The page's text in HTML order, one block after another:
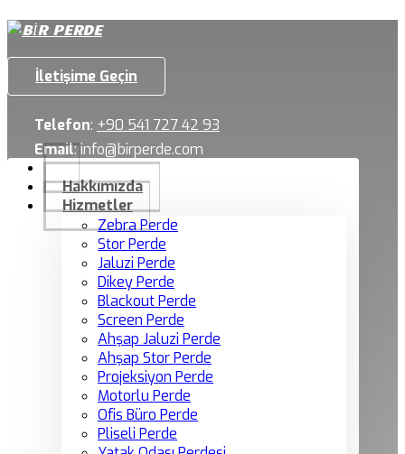
İletişime Geçin
Telefon: +90 541 727 42 93
Email:info@birperde.com
Hakkımızda
Hizmetler
Zebra Perde
Stor Perde
Jaluzi Perde
Dikey Perde
Blackout Perde
Screen Perde
Ahşap Jaluzi Perde
Ahşap Stor Perde
Projeksiyon Perde
Motorlu Perde
Ofis Büro Perde
Pliseli Perde